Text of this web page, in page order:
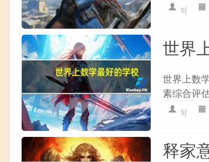
sj
世界
世界上数
素综合评
sj
释家